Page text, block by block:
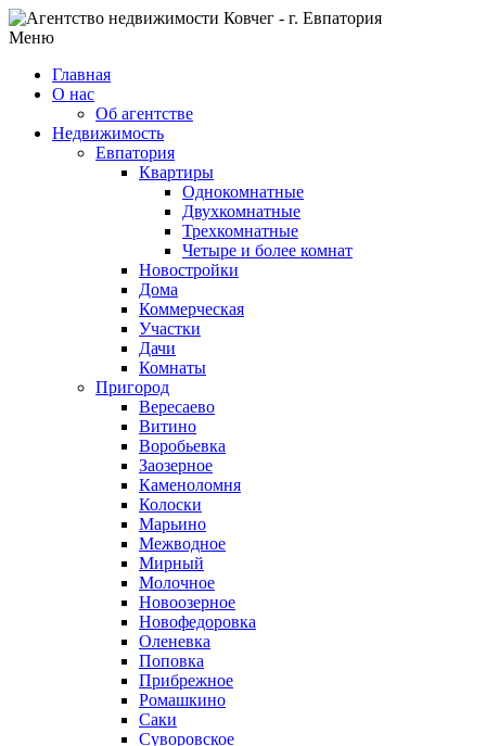
Меню
Главная
О нас
Об агентстве
Недвижимость
Евпатория
Квартиры
Однокомнатные
Двухкомнатные
Трехкомнатные
Четыре и более комнат
Новостройки
Дома
Коммерческая
Участки
Дачи
Комнаты
Пригород
Вересаево
Витино
Воробьевка
Заозерное
Каменоломня
Колоски
Марьино
Межводное
Мирный
Молочное
Новоозерное
Новофедоровка
Оленевка
Поповка
Прибрежное
Ромашкино
Саки
Суворовское